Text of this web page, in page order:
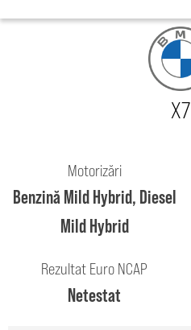
X7
Motorizări
Benzină Mild Hybrid, Diesel
Mild Hybrid
Rezultat Euro NCAP
Netestat